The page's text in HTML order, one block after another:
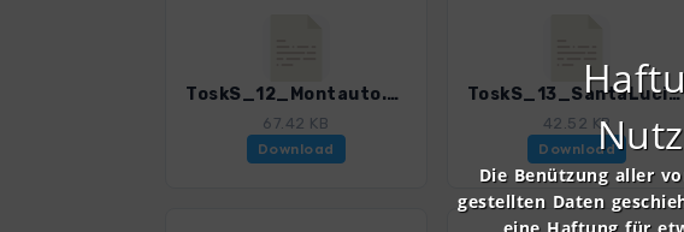
ToskS_12_Montauto.gpx
67.42 KB
Download
ToskS_13_SantaLucia.gpx
42.52 KB
Download
Die Benützung aller
gestellten Daten
eine Haftung für